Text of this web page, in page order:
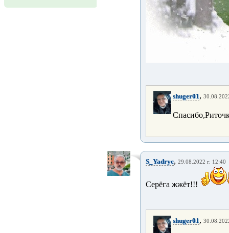
shuger01,
S_Yadryc, 29.08.2022 г. 12:40
Серёга жжёт!!!
shuger01,